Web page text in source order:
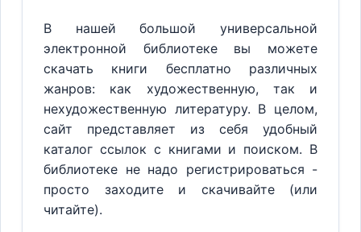
В нашей большой универсальной
электронной библиотеке вы можете
скачать книги бесплатно различных
жанров: как художественную, так и
нехудожественную литературу. В целом,
сайт представляет из себя удобный
каталог ссылок с книгами и поиском. В
библиотеке не надо регистрироваться -
просто заходите и скачивайте (или
читайте).